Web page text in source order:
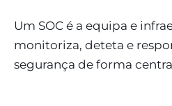
Um SOC é a equipa e
monitoriza, deteta e
segurança de forma